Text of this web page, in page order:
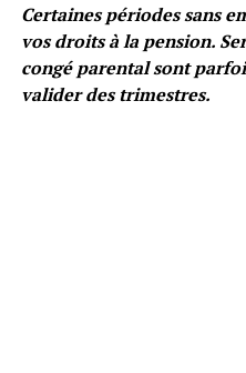
Certaines périodes sans
vos droits à la pension.
congé parental sont
valider des trimestres.